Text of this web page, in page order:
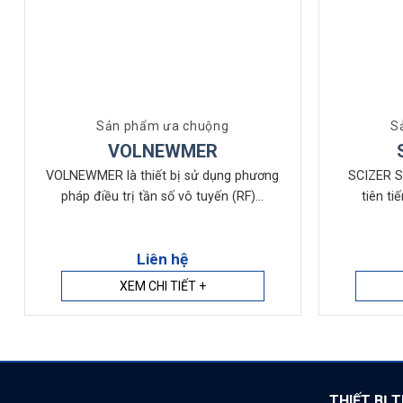
Sản phẩm ưa chuộng
VOLNEWMER
VOLNEWMER là thiết bị sử dụng phương
pháp điều trị tần số vô tuyến (RF)...
Liên hệ
XEM CHI TIẾT +
SCIZER
tiên